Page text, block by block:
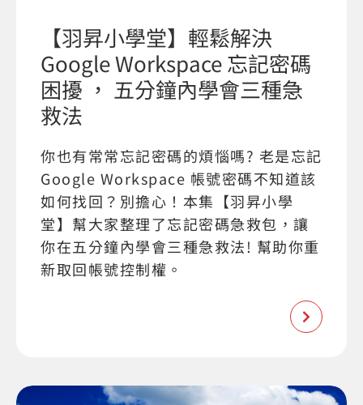
【羽昇小學堂】輕鬆解決
Google Workspace 忘記密碼
困擾 ， 五分鐘內學會三種急
救法
你也有常常忘記密碼的煩惱嗎? 老是忘記
Google Workspace 帳號密碼不知道該
如何找回？別擔心！本集【羽昇小學
堂】幫大家整理了忘記密碼急救包，讓
你在五分鐘內學會三種急救法! 幫助你重
新取回帳號控制權。